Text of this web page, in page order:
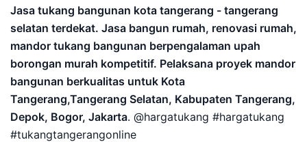
Jasa tukang bangunan kota tangerang - tangerang
selatan terdekat. Jasa bangun rumah, renovasi rumah,
mandor tukang bangunan berpengalaman upah
borongan murah kompetitif. Pelaksana proyek mandor
bangunan berkualitas untuk Kota
Tangerang,Tangerang Selatan, Kabupaten Tangerang,
Depok, Bogor, Jakarta. @hargatukang #hargatukang
#tukangtangerangonline